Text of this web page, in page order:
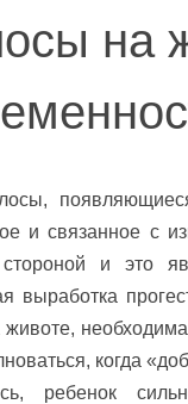
на
и связанное с
и это
выработка
животе,
когда
ребенок